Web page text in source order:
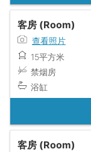
客房 (Room)
查看照片
15平方米
禁烟房
浴缸
客房 (Room)